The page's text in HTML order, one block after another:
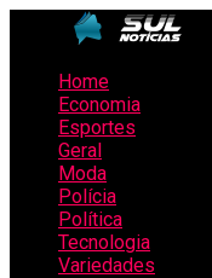
Home
Economia
Esportes
Geral
Moda
Polícia
Política
Tecnologia
Variedades